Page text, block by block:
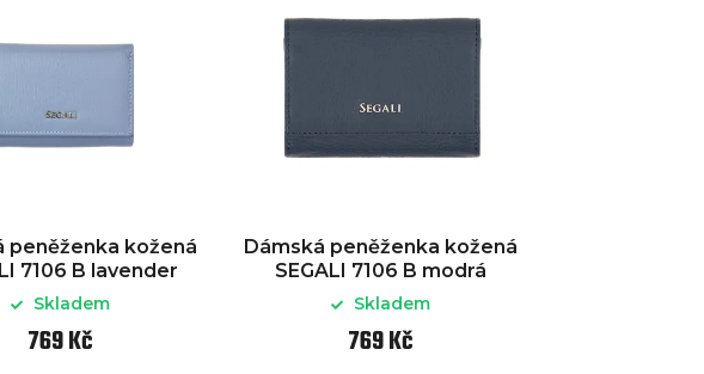
peněženka kožená
7106 B lavender
Skladem
769 Kč
Dámská peněženka kožená
SEGALI 7106 B modrá
Skladem
769 Kč